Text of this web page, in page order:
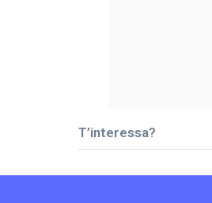
T’interessa?